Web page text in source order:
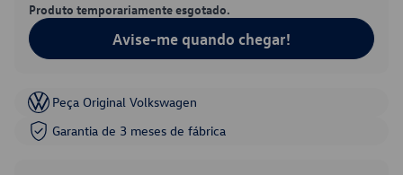
Produto temporariamente esgotado.
Avise-me quando chegar!
Peça Original Volkswagen
Garantia de 3 meses de fábrica